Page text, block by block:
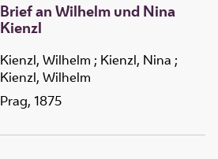
Brief an Wilhelm und Nina
Kienzl
Kienzl, Wilhelm ; Kienzl, Nina ;
Kienzl, Wilhelm
Prag, 1875